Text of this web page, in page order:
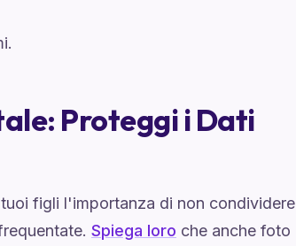
Proteggi i Dati
figli l'importanza di non condividere
Spiega loro che anche foto